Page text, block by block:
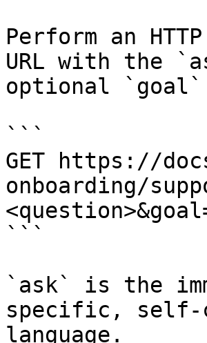
Perform an
URL with the
optional `goal`
```
GET https://
onboarding/
```
`ask` is the
specific, self-
language.